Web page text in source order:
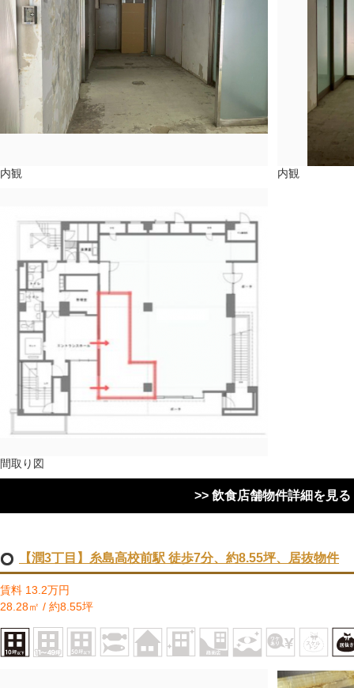
内観 内観
間取り図
>> 飲食店舗物件詳細を見る
【潤3丁目】糸島高校前駅 徒歩7分、約8.55坪、居抜物件
賃料 13.2万円
28.28㎡ / 約8.55坪